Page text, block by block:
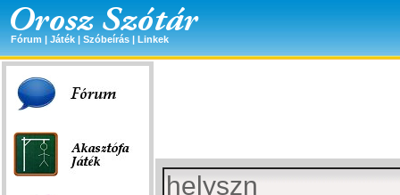
Fórum | Játék | Szóbeírás | Linkek